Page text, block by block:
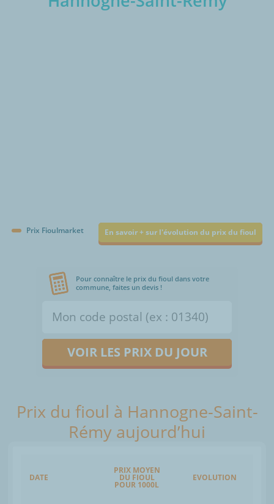
Prix Fioulmarket En savoir + sur l'évolution du prix du fioul
Pour connaître le prix du fioul dans votre
commune, faites un devis !
VOIR LES PRIX DU JOUR
Prix du fioul à Hannogne-Saint-
Rémy aujourd’hui
DATE
PRIX MOYEN
DU FIOUL
POUR 1000L
EVOLUTION